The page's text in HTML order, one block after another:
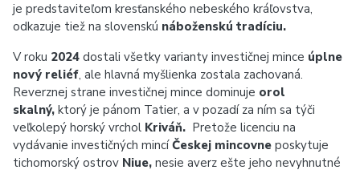
je predstaviteľom kresťanského nebeského kráľovstva,
odkazuje tiež na slovenskú náboženskú tradíciu.
V roku 2024 dostali všetky varianty investičnej mince úplne
nový reliéf, ale hlavná myšlienka zostala zachovaná.
Reverznej strane investičnej mince dominuje orol
skalný, ktorý je pánom Tatier, a v pozadí za ním sa týči
veľkolepý horský vrchol Kriváň. Pretože licenciu na
vydávanie investičných mincíČeskej mincovne poskytuje
tichomorský ostrov Niue, nesie averz ešte jeho nevyhnutné